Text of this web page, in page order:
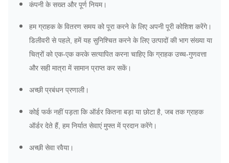
कंपनी के सख्त और पूर्ण नियम।
हम ग्राहक के वितरण समय को पूरा करने के लिए अपनी पूरी कोशिश करेंगे।
डिलीवरी से पहले, हमें यह सुनिश्चित करने के लिए उत्पादों की भाग संख्या या
चित्रों को एक-एक करके सत्यापित करना चाहिए कि ग्राहक उच्च-गुणवत्ता
और सही मात्रा में सामान प्राप्त कर सकें।
अच्छी प्रबंधन प्रणाली।
कोई फर्क नहीं पड़ता कि ऑर्डर कितना बड़ा या छोटा है, जब तक ग्राहक
ऑर्डर देते हैं, हम निर्यात सेवाएं मुफ्त में प्रदान करेंगे।
अच्छी सेवा रवैया।